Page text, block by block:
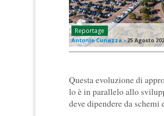
Reportage
Antonio Cunazza-25 Agosto
Questa evoluzione di
lo è in parallelo allo
deve dipendere da